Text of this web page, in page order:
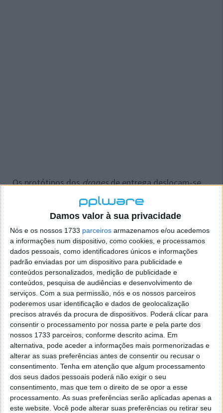
Damos valor à sua privacidade
Nós e os nossos 1733 parceiros armazenamos e/ou acedemos
a informações num dispositivo, como cookies, e processamos
dados pessoais, como identificadores únicos e informações
padrão enviadas por um dispositivo para publicidade e
conteúdos personalizados, medição de publicidade e
conteúdos, pesquisa de audiências e desenvolvimento de
serviços. Com a sua permissão, nós e os nossos parceiros
poderemos usar identificação e dados de geolocalização
precisos através da procura de dispositivos. Poderá clicar para
consentir o processamento por nossa parte e pela parte dos
nossos 1733 parceiros, conforme descrito acima. Em
alternativa, pode aceder a informações mais pormenorizadas e
alterar as suas preferências antes de consentir ou recusar o
consentimento. Tenha em atenção que algum processamento
dos seus dados pessoais poderá não exigir o seu
consentimento, mas que tem o direito de se opor a esse
processamento. As suas preferências serão aplicadas apenas a
este website. Você pode alterar suas preferências ou retirar seu
Os protótipos dosdronesde entrega deslocam-se
através de coordenadas GPS, o que livra a
tecnologias de telecomandos.
Os desafios desta tecnologia vão um pouco mais
além do tipo de motor ou de controlo que lhe é
incutido. Segundo Jeff Bezos, um grande desafio é a
colocação de segurança necessária para que, tanto a
mercadoria como a população, não sejam afectadas
de forma danosa por este sistema. "Isto não pode
aterrar na cabeça de ninguém que esteja a passear na
rua", referiu Bezos.
Dados os desafios, não é espectável que esta
tecnologia seja implementada no imediato. A somar
aos desafios, a empresa necessita de uma
autorização por parte da Administração Federal de
Aviação Norte Americana de como o sistema é
seguro para circular no espaço aéreo. Contudo, é
previsível que daqui por uns quatro ou cinco anos, os
dronesda Amazon já sobrevoem os céus americanos.